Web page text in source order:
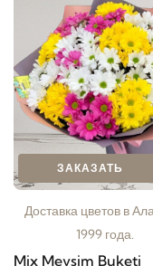
ЗАКАЗАТЬ
Доставка цветов в
1999 года.
Mix Mevsim Buketi